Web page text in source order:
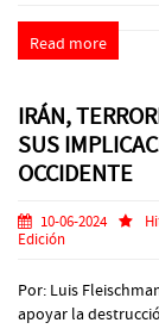
Read more
IRÁN,
SUS
OCCIDENTE
10-06-2024
Edición
Por: Luis
apoyar la